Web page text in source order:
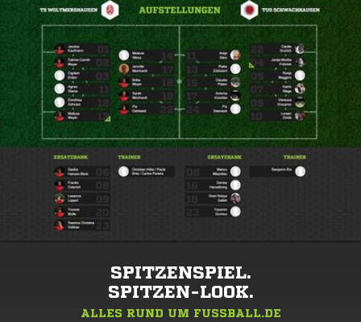
SPITZENSPIEL.
SPITZEN-LOOK.
ALLES RUND UM FUSSBALL.DE